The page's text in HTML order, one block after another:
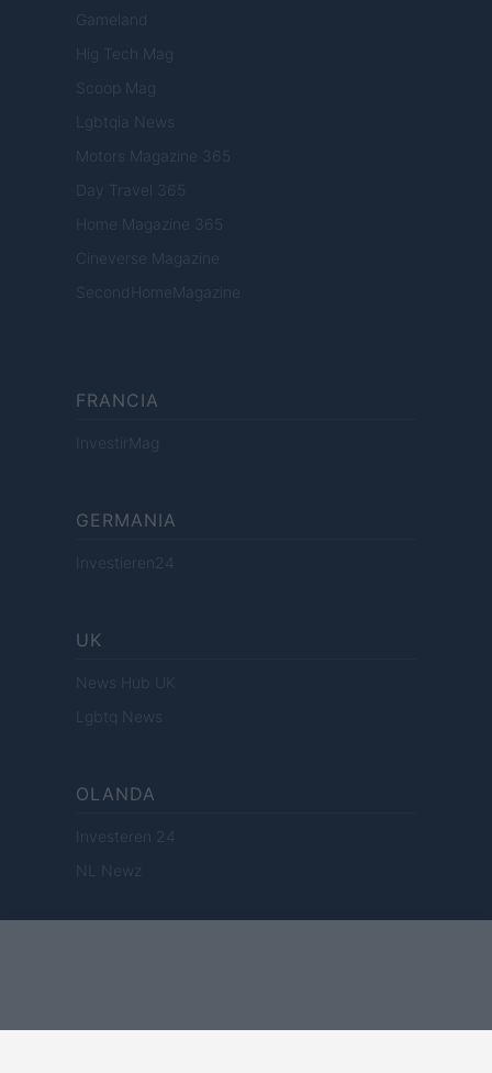
Gameland
Hig Tech Mag
Scoop Mag
Lgbtqia News
Motors Magazine 365
Day Travel 365
Home Magazine 365
Cineverse Magazine
SecondHomeMagazine
FRANCIA
InvestirMag
GERMANIA
Investieren24
UK
News Hub UK
Lgbtq News
OLANDA
Investeren 24
NL Newz